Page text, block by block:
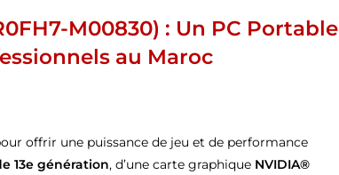
M00830) : Un PC Portable
au Maroc
offrir une puissance de jeu et de performance
13e génération, d’une carte graphique NVIDIA®